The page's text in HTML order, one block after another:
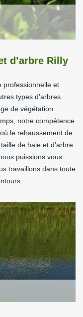
d’arbre Rilly
professionnelle et
types d’arbres.
de végétation
notre compétence
le rehaussement de
de haie et d’arbre.
puissions vous
travaillons dans toute